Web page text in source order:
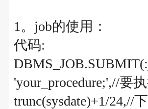
1。job的使用：
代码:
'your_procedure;',//要
trunc(sysdate)+1/24,//